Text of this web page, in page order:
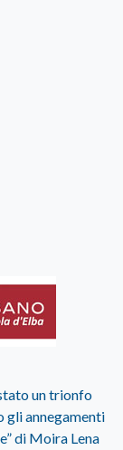
un trionfo
gli annegamenti
di Moira Lena